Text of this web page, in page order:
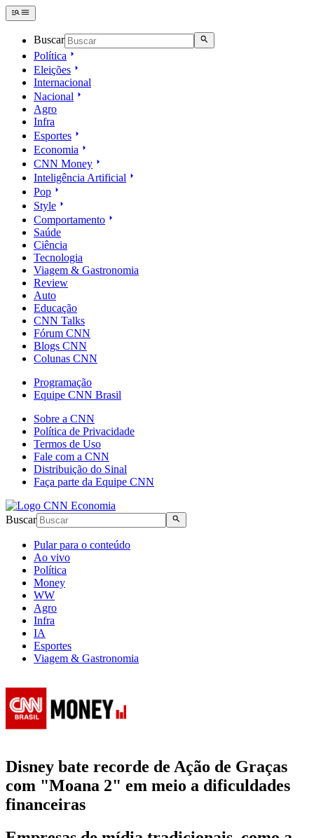
Buscar
Política
Eleições
Internacional
Nacional
Agro
Infra
Esportes
Economia
CNN Money
Inteligência Artificial
Pop
Style
Comportamento
Saúde
Ciência
Tecnologia
Viagem & Gastronomia
Review
Auto
Educação
CNN Talks
Fórum CNN
Blogs CNN
Colunas CNN
Programação
Equipe CNN Brasil
Sobre a CNN
Política de Privacidade
Termos de Uso
Fale com a CNN
Distribuição do Sinal
Faça parte da Equipe CNN
Buscar
Pular para o conteúdo
Ao vivo
Política
Money
WW
Agro
Infra
IA
Esportes
Viagem & Gastronomia
Disney bate recorde de Ação de Graças
com "Moana 2" em meio a dificuldades
financeiras